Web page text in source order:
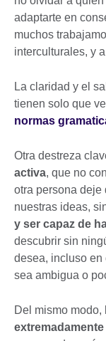
adaptarte en
muchos
interculturales, y
La claridad y el
tienen solo que
normas
Otra destreza
activa, que no
otra persona deje
nuestras ideas,
y ser capaz de
descubrir sin
desea, incluso en
sea ambigua o
Del mismo modo,